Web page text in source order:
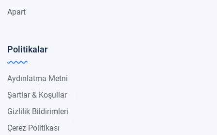
Apart
Politikalar
Aydınlatma Metni
Şartlar & Koşullar
Gizlilik Bildirimleri
Çerez Politikası